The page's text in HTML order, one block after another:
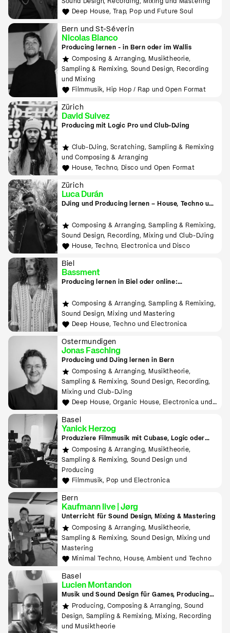
Sound Design, Recording, Mixing und Mastering
Deep House, Trap, Pop und Future Soul
Bern und St-Séverin
Nicolas Bianco
Producing lernen - in Bern oder im Wallis
Composing & Arranging, Musiktheorie,
Sampling & Remixing, Sound Design, Recording
und Mixing
Filmmusik, Hip Hop / Rap und Open Format
Zürich
David Suivez
Producing mit Logic Pro und Club-DJing
Club-DJing, Scratching, Sampling & Remixing
und Composing & Arranging
House, Techno, Disco und Open Format
Zürich
Luca Durán
DJing und Producing lernen – House, Techno und
Composing & Arranging, Sampling & Remixing,
Sound Design, Recording, Mixing und Club-DJing
House, Techno, Electronica und Disco
Biel
Bassment
Producing lernen in Biel oder online:
Composing & Arranging, Sampling & Remixing,
Sound Design, Mixing und Mastering
Deep House, Techno und Electronica
Ostermundigen
Jonas Fasching
Producing und DJing lernen in Bern
Composing & Arranging, Musiktheorie,
Sampling & Remixing, Sound Design, Recording,
Mixing und Club-DJing
Deep House, Organic House, Electronica und
Basel
Yanick Herzog
Produziere Filmmusik mit Cubase, Logic oder
Ableton. Entwickle Max-for-Live Devices und
VST-Plugins mit Max MSP.
Composing & Arranging, Musiktheorie,
Sampling & Remixing, Sound Design und
Producing
Filmmusik, Pop und Electronica
Bern
Kaufmann live | Jørg
Unterricht für Sound Design, Mixing & Mastering
Composing & Arranging, Musiktheorie,
Sampling & Remixing, Sound Design, Mixing und
Mastering
Minimal Techno, House, Ambient und Techno
Basel
Lucien Montandon
Musik und Sound Design für Games, Producing
lernen mit Bitwig & Ableton
Producing, Composing & Arranging, Sound
Design, Sampling & Remixing, Mixing, Recording
und Musiktheorie